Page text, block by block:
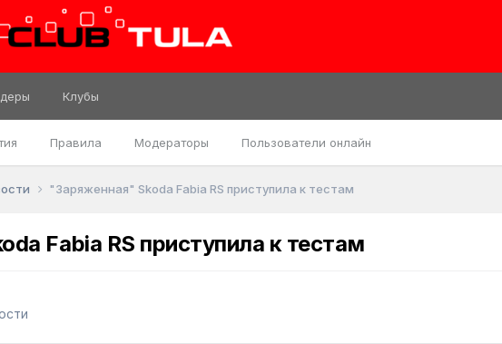
Правила Модераторы Пользователи онлайн
Клубы
"Заряженная" Skoda Fabia RS приступила к тестам
Fabia RS приступила к тестам